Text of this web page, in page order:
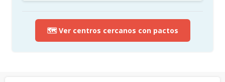
🗺️ Ver centros cercanos con pactos